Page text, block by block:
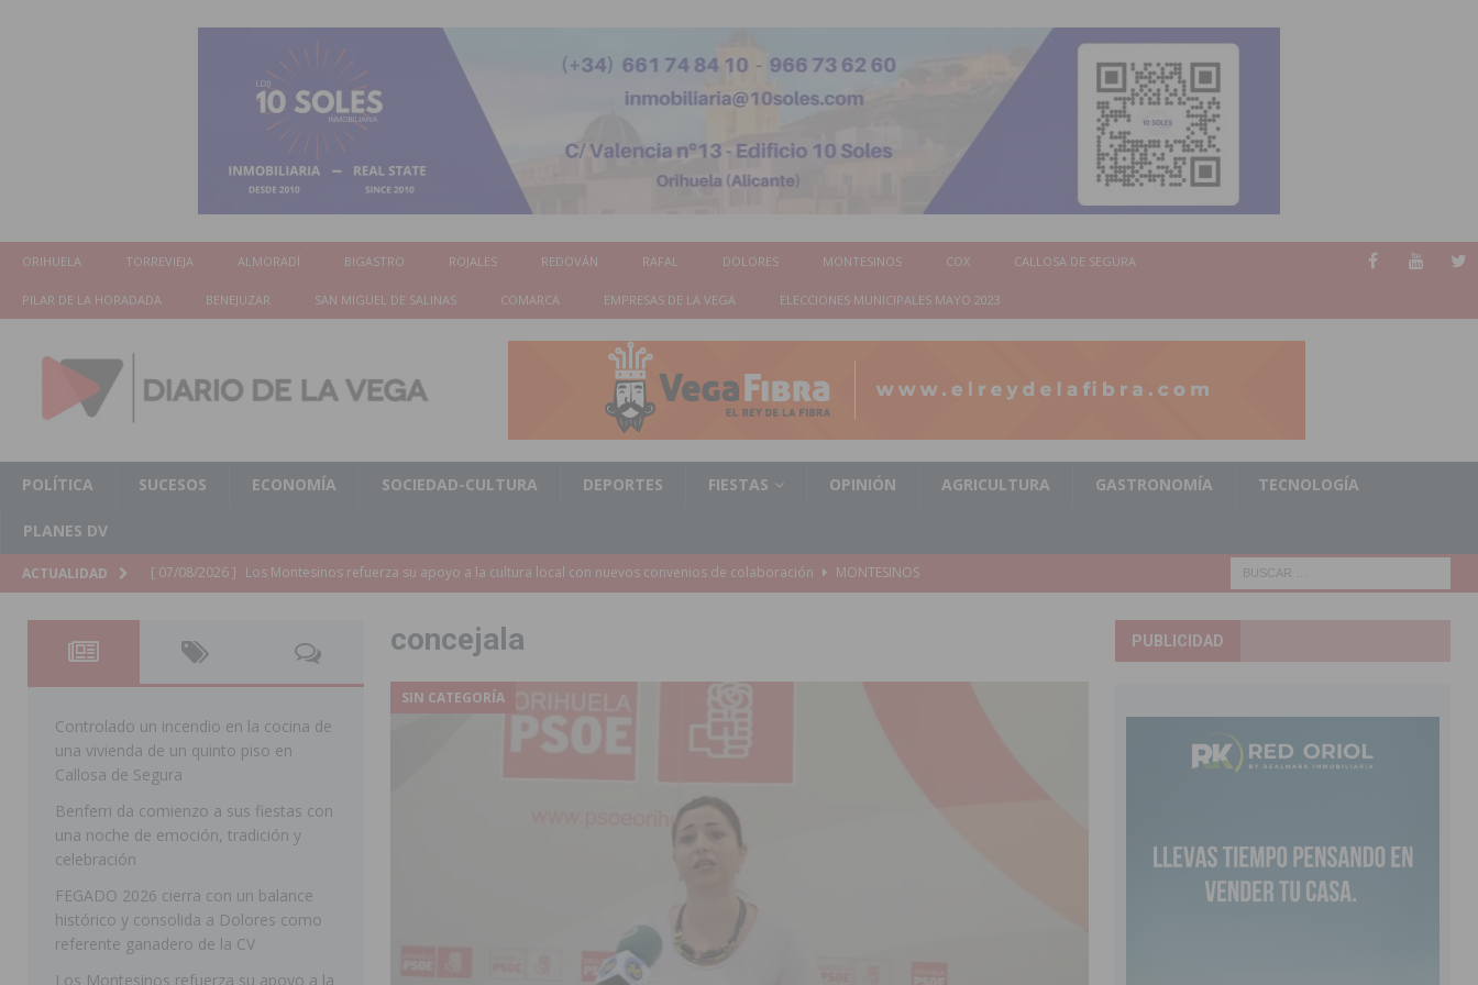
ORIHUELA TORREVIEJA ALMORADÍ BIGASTRO ROJALES REDOVÁN RAFAL DOLORES MONTESINOS COX CALLOSA DE SEGURA
PILAR DE LA HORADADA BENEJUZAR SAN MIGUEL DE SALINAS COMARCA EMPRESAS DE LA VEGA ELECCIONES MUNICIPALES MAYO 2023
POLÍTICA SUCESOS ECONOMÍA SOCIEDAD-CULTURA DEPORTES FIESTAS OPINIÓN AGRICULTURA GASTRONOMÍA TECNOLOGÍA
PLANES DV
ACTUALIDAD [ 07/08/2026 ] Orihuela cumple los objetivos de ‘Refluye Mi Río’ y recibirá 3,3 millones de la Fundación Biodiversidad
[ 07/08/2026 ]
Orihuela organiza un concierto sinfónico de la Orquesta de Jóvenes de la Provincia de Alicante en Las Colinas
Golf & Country Club
ORIHUELA
[ 07/08/2026 ] El Ayuntamiento de Almoradí mejora la accesibilidad de las aceras del entorno del CEIP Pascual Andreu
ALMORADÍ
Educación destina 1,2 millones adicionales al CEIP nº 2 de Catral dentro del Plan Edificant
[ 07/08/2026 ] La Policía Nacional desarticula un grupo criminal especializado en el robo de vehículos de alta gama mediante la
Torrevieja impulsa el empleo con la contratación de 55 personas desempleadas a través de seis programas
TORREVIEJA
concejala
SIN CATEGORÍA
Controlado un incendio en la cocina de
una vivienda de un quinto piso en
Callosa de Segura
Benferri da comienzo a sus fiestas con
una noche de emoción, tradición y
celebración
FEGADO 2026 cierra con un balance
histórico y consolida a Dolores como
referente ganadero de la CV
Los Montesinos refuerza su apoyo a la
PUBLICIDAD